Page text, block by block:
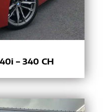
– 340 CH